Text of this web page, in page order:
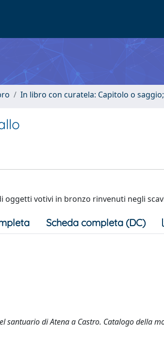
In libro con curatela: Capitolo o
votivi in bronzo rinvenuti negli
Scheda completa (DC)
santuario di Atena a Castro. Catalogo della